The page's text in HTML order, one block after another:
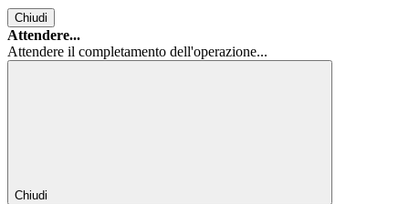
Chiudi
Attendere...
Attendere il completamento dell'operazione...
Chiudi